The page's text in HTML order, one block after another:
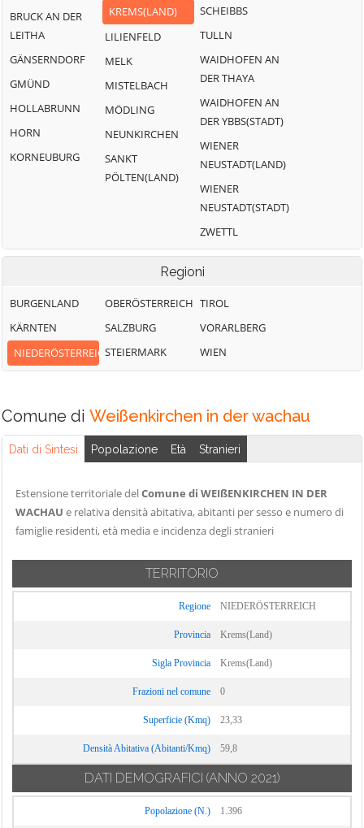
in der Wachau
BRUCK AN DER
LEITHA
GÄNSERNDORF
GMÜND
HOLLABRUNN
HORN
KORNEUBURG
KREMS(LAND)
LILIENFELD
MELK
MISTELBACH
MÖDLING
NEUNKIRCHEN
SANKT
PÖLTEN(LAND)
SCHEIBBS
TULLN
WAIDHOFEN AN
DER THAYA
WAIDHOFEN AN
DER YBBS(STADT)
WIENER
NEUSTADT(LAND)
WIENER
NEUSTADT(STADT)
ZWETTL
Regioni
BURGENLAND
KÄRNTEN
NIEDERÖSTERREICH
OBERÖSTERREICH
SALZBURG
STEIERMARK
TIROL
VORARLBERG
WIEN
Comune di Weißenkirchen in der wachau
Dati di Sintesi Popolazione Età Stranieri
Estensione territoriale delComune di WEIßENKIRCHEN IN DER
WACHAU e relativa densità abitativa, abitanti per sesso e numero di
famiglie residenti, età media e incidenza degli stranieri
TERRITORIO
Regione NIEDERÖSTERREICH
Provincia Krems(Land)
Sigla Provincia Krems(Land)
Frazioni nel comune 0
Superficie (Kmq) 23,33
Densità Abitativa (Abitanti/Kmq) 59,8
DATI DEMOGRAFICI (ANNO 2021)
Popolazione (N.) 1.396